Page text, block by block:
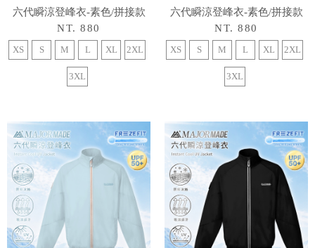
六代瞬涼登峰衣-素色/拼接款
NT. 880
XS S M L XL 2XL
3XL
六代瞬涼登峰衣-素色/拼接款
NT. 880
XS S M L XL 2XL
3XL